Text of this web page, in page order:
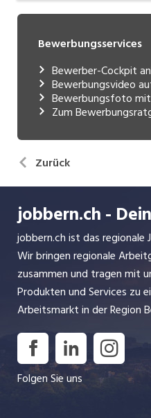
Bewerbungsservices
Bewerber-Cockpit
Bewerbungsvideo
Bewerbungsfoto
Zum
Zurück
jobbern.ch -
jobbern.ch ist das
Wir bringen regionale
zusammen und tragen mit
Produkten und Services zu
Arbeitsmarkt in der Region
Folgen Sie uns